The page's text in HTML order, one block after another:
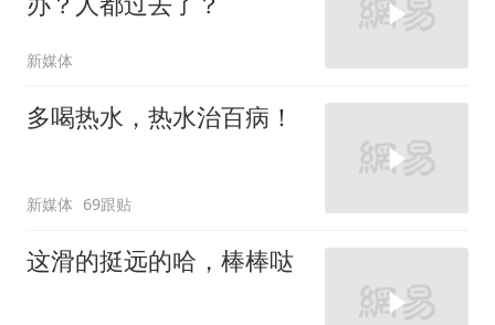
新媒体
多喝热水，热水治百病！
新媒体 69跟贴
这滑的挺远的哈，棒棒哒